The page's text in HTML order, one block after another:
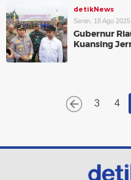
detikNews
Senin, 18 Agu
Gubernur
Kuansing
3 4